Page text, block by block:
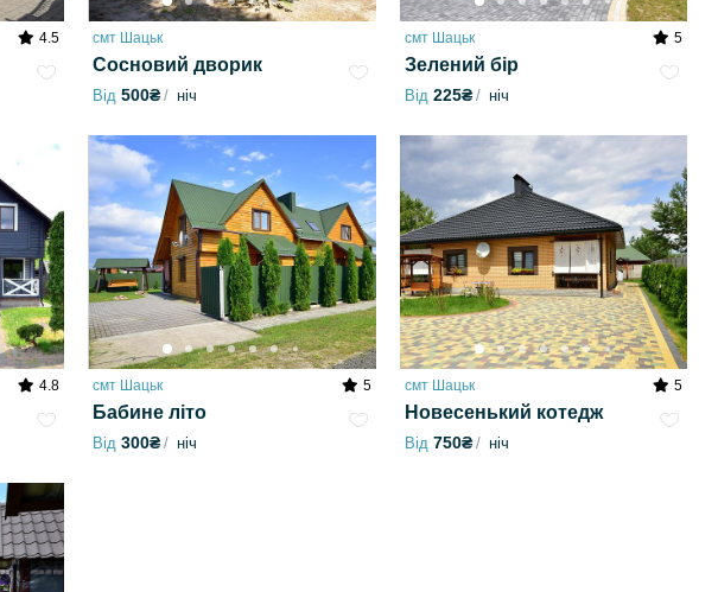
4.5 смт Шацьк
Сосновий дворик
Від 500₴ ніч
смт Шацьк 5
Зелений бір
Від 225₴ ніч
4.8 смт Шацьк 5
Бабине літо
Від 300₴ ніч
смт Шацьк 5
Новесенький котедж
Від 750₴ ніч